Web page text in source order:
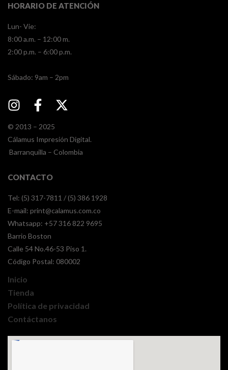
HORARIO DE ATENCIÓN
Lun- Vie:
8:00 a.m. – 12:00 m.
2:00 p.m. – 6:00 p.m.
​​Sábado: 9am – 2pm
© 2013 – 2025
Cálamus Impresión Digital.
Barranquilla – Colombia
CONTACTO
Tel: (5) 317-7811 / (5) 386 1928
E-mail: print@calamus.com.co
Whatsapp: +57 316 822 9695
Barrio Boston
Calle 54 No.46-53 Piso 1.
Código Postal: 080002
Inicio
Tienda
Política de privacidad
Contáctanos